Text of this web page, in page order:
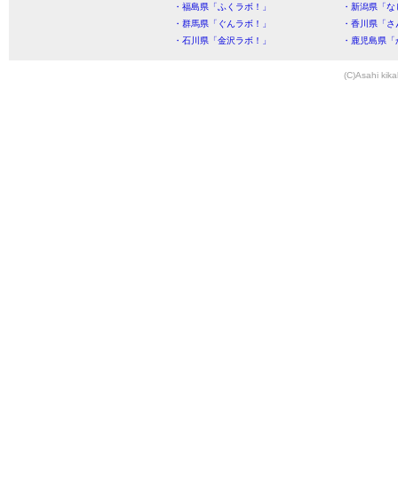
・福島県「ふくラボ！」
・新潟県「
・群馬県「ぐんラボ！」
・香川県「
・石川県「金沢ラボ！」
・鹿児島県
(C)Asahi